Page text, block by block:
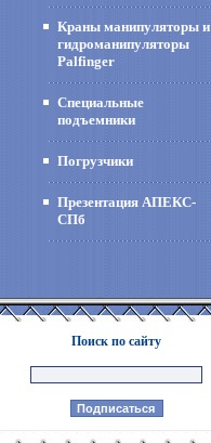
Краны манипуляторы и
гидроманипуляторы
Palfinger
Специальные
подъемники
Погрузчики
Презентация АПЕКС-
СПб
Поиск по сайту